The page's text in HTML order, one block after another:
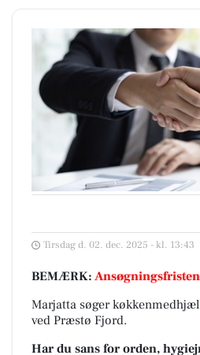
Tirsdag d. 02. dec. 2025 - kl. 13:43
BEMÆRK:
Marjatta søger
ved Præstø Fjord.
Har du sans for orden,